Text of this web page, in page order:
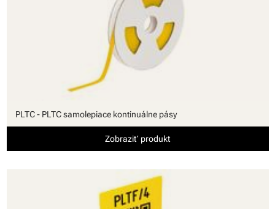
PLTC - PLTC samolepiace kontinuálne pásy
Zobraziť produkt